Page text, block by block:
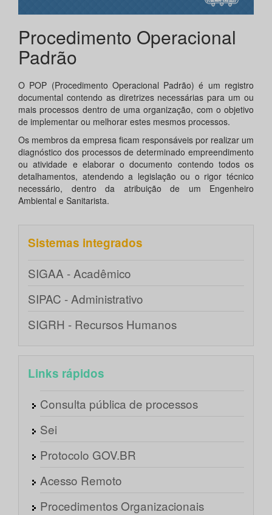
Procedimento Operacional
Padrão
O POP (Procedimento Operacional Padrão) é um registro
documental contendo as diretrizes necessárias para um ou
mais processos dentro de uma organização, com o objetivo
de implementar ou melhorar estes mesmos processos.
Os membros da empresa ficam responsáveis por realizar um
diagnóstico dos processos de determinado empreendimento
ou atividade e elaborar o documento contendo todos os
detalhamentos, atendendo a legislação ou o rigor técnico
necessário, dentro da atribuição de um Engenheiro
Ambiental e Sanitarista.
Sistemas integrados
SIGAA - Acadêmico
SIPAC - Administrativo
SIGRH - Recursos Humanos
Links rápidos
Consulta pública de processos
Sei
Protocolo GOV.BR
Acesso Remoto
Procedimentos Organizacionais